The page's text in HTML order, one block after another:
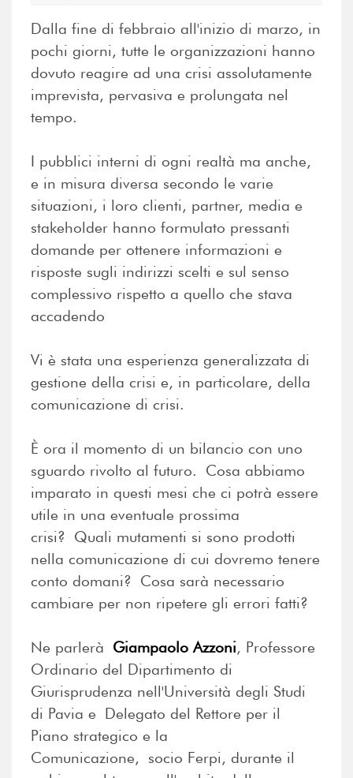
Dalla fine di febbraio all'inizio di marzo, in
pochi giorni, tutte le organizzazioni hanno
dovuto reagire ad una crisi assolutamente
imprevista, pervasiva e prolungata nel
tempo.
I pubblici interni di ogni realtà ma anche,
e in misura diversa secondo le varie
situazioni, i loro clienti, partner, media e
stakeholder hanno formulato pressanti
domande per ottenere informazioni e
risposte sugli indirizzi scelti e sul senso
complessivo rispetto a quello che stava
accadendo
Vi è stata una esperienza generalizzata di
gestione della crisi e, in particolare, della
comunicazione di crisi.
È ora il momento di un bilancio con uno
sguardo rivolto al futuro. Cosa abbiamo
imparato in questi mesi che ci potrà essere
utile in una eventuale prossima
crisi? Quali mutamenti si sono prodotti
nella comunicazione di cui dovremo tenere
conto domani? Cosa sarà necessario
cambiare per non ripetere gli errori fatti?
Ne parlerà Giampaolo Azzoni, Professore
Ordinario del Dipartimento di
Giurisprudenza nell'Università degli Studi
di Pavia e Delegato del Rettore per il
Piano strategico e la
Comunicazione, socio Ferpi, durante il